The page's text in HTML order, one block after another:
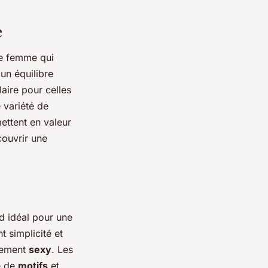
femme qui
équilibre
pour celles
variété de
en valeur
une
idéal pour une
simplicité et
sexy. Les
de motifs et